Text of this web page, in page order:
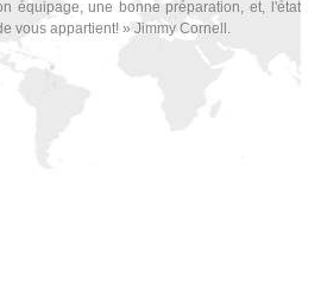
équipage, une bonne préparation, et, l'état
vous appartient! » Jimmy Cornell.